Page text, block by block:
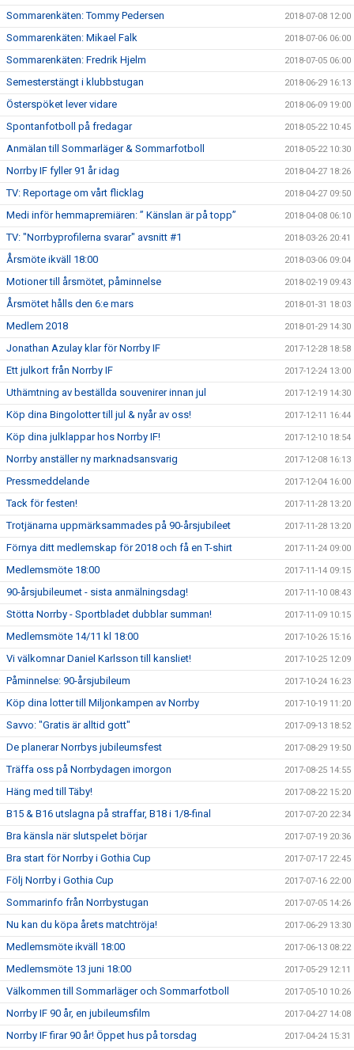
Sommarenkäten: Tommy Pedersen 2018-07-08 12:00
Sommarenkäten: Mikael Falk 2018-07-06 06:00
Sommarenkäten: Fredrik Hjelm 2018-07-05 06:00
Semesterstängt i klubbstugan 2018-06-29 16:13
Österspöket lever vidare 2018-06-09 19:00
Spontanfotboll på fredagar 2018-05-22 10:45
Anmälan till Sommarläger & Sommarfotboll 2018-05-22 10:30
Norrby IF fyller 91 år idag 2018-04-27 18:26
TV: Reportage om vårt flicklag 2018-04-27 09:50
Medi inför hemmapremiären: ” Känslan är på topp” 2018-04-08 06:10
TV: "Norrbyprofilerna svarar" avsnitt #1 2018-03-26 20:41
Årsmöte ikväll 18:00 2018-03-06 09:04
Motioner till årsmötet, påminnelse 2018-02-19 09:43
Årsmötet hålls den 6:e mars 2018-01-31 18:03
Medlem 2018 2018-01-29 14:30
Jonathan Azulay klar för Norrby IF 2017-12-28 18:58
Ett julkort från Norrby IF 2017-12-24 13:00
Uthämtning av beställda souvenirer innan jul 2017-12-19 14:30
Köp dina Bingolotter till jul & nyår av oss! 2017-12-11 16:44
Köp dina julklappar hos Norrby IF! 2017-12-10 18:54
Norrby anställer ny marknadsansvarig 2017-12-08 16:13
Pressmeddelande 2017-12-04 16:00
Tack för festen! 2017-11-28 13:20
Trotjänarna uppmärksammades på 90-årsjubileet 2017-11-28 13:20
Förnya ditt medlemskap för 2018 och få en T-shirt 2017-11-24 09:00
Medlemsmöte 18:00 2017-11-14 09:15
90-årsjubileumet - sista anmälningsdag! 2017-11-10 08:43
Stötta Norrby - Sportbladet dubblar summan! 2017-11-09 10:15
Medlemsmöte 14/11 kl 18:00 2017-10-26 15:16
Vi välkomnar Daniel Karlsson till kansliet! 2017-10-25 12:09
Påminnelse: 90-årsjubileum 2017-10-24 16:23
Köp dina lotter till Miljonkampen av Norrby 2017-10-19 11:20
Savvo: "Gratis är alltid gott" 2017-09-13 18:52
De planerar Norrbys jubileumsfest 2017-08-29 19:50
Träffa oss på Norrbydagen imorgon 2017-08-25 14:55
Häng med till Täby! 2017-08-22 15:20
B15 & B16 utslagna på straffar, B18 i 1/8-final 2017-07-20 22:34
Bra känsla när slutspelet börjar 2017-07-19 20:36
Bra start för Norrby i Gothia Cup 2017-07-17 22:45
Följ Norrby i Gothia Cup 2017-07-16 22:00
Sommarinfo från Norrbystugan 2017-07-05 14:26
Nu kan du köpa årets matchtröja! 2017-06-29 13:30
Medlemsmöte ikväll 18:00 2017-06-13 08:22
Medlemsmöte 13 juni 18:00 2017-05-29 12:11
Välkommen till Sommarläger och Sommarfotboll 2017-05-10 10:26
Norrby IF 90 år, en jubileumsfilm 2017-04-27 14:08
Norrby IF firar 90 år! Öppet hus på torsdag 2017-04-24 15:31